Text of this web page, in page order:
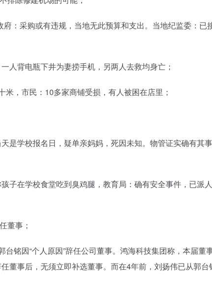
：采购或有违规，当地无此预算和支出。当地纪监委：已
人背电瓶下井为妻捞手机，另两人去救均身亡；
，市民：10多家商铺受损，有人被困在店里；
是学校报名日，疑单亲妈妈，死因未知。物管证实确有其
子在学校食堂吃到臭鸡腿，教育局：确有安全事件，已派
董事；
铭因“个人原因”辞任公司董事。鸿海科技集团称，本届董
董事后，无须立即补选董事。而在4年前，刘扬伟已从郭台